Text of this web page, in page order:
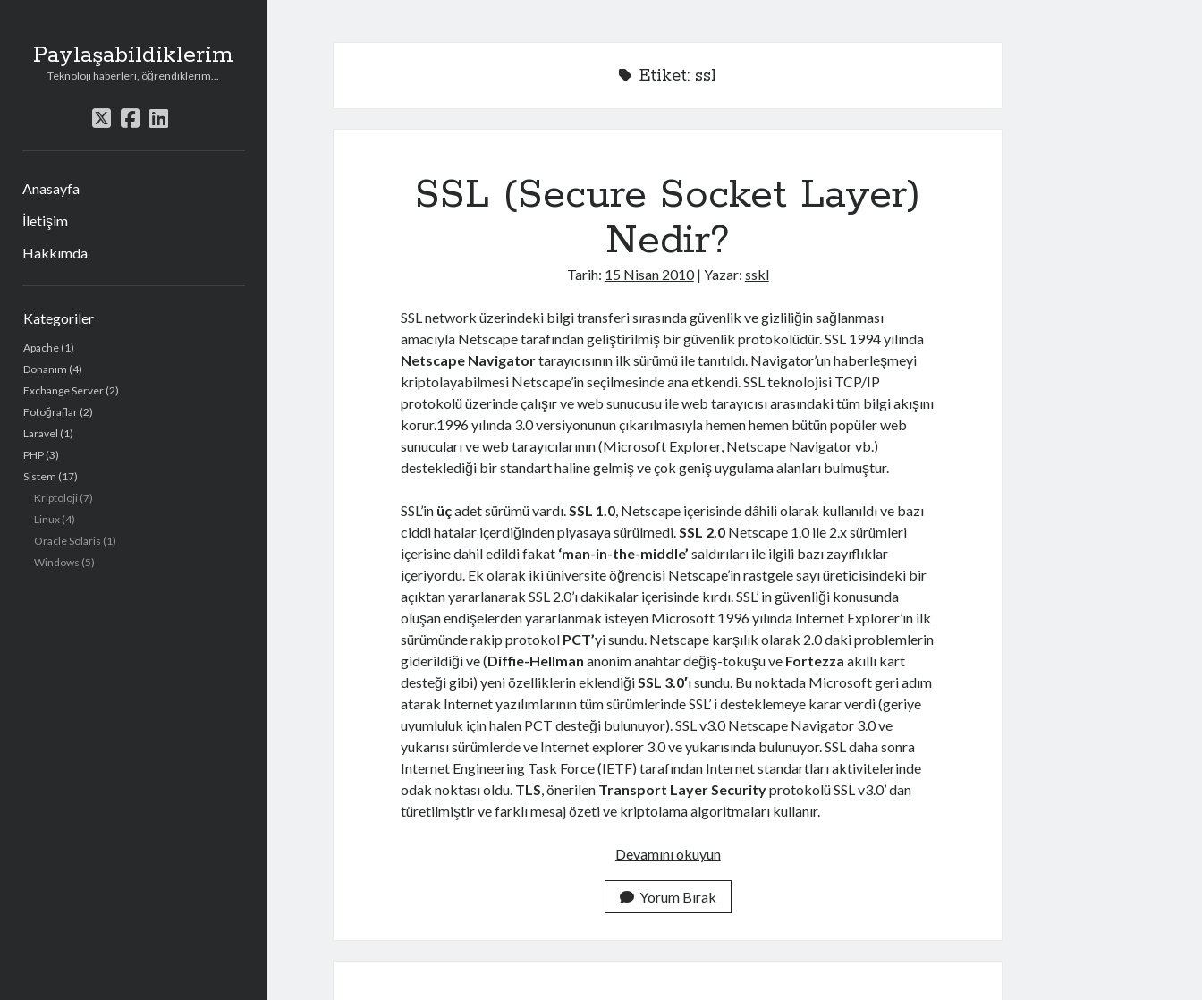
Paylaşabildiklerim
Teknoloji haberleri, öğrendiklerim...
t
i
f
c
l
n
Anasayfa
İletişim
Hakkımda
a
n
M
e
n
ü
Kategoriler
Apache(1)
Donanım (4)
Exchange Server(2)
Fotoğraflar(2)
Laravel (1)
PHP(3)
Sistem (17)
Kriptoloji (7)
Linux(4)
Oracle Solaris (1)
Windows (5)
Etiket: ssl
SSL (Secure Socket Layer)
Nedir?
Tarih: 15 Nisan 2010| Yazar: sskl
SSL network üzerindeki bilgi transferi sırasında güvenlik ve gizliliğin sağlanması
amacıyla Netscape tarafından geliştirilmiş bir güvenlik protokolüdür. SSL 1994 yılında
Netscape Navigatortarayıcısının ilk sürümü ile tanıtıldı. Navigator’un haberleşmeyi
kriptolayabilmesi Netscape’in seçilmesinde ana etkendi. SSL teknolojisi TCP/IP
protokolü üzerinde çalışır ve web sunucusu ile web tarayıcısı arasındaki tüm bilgi akışını
korur.1996 yılında 3.0 versiyonunun çıkarılmasıyla hemen hemen bütün popüler web
sunucuları ve web tarayıcılarının (Microsoft Explorer, Netscape Navigator vb.)
desteklediği bir standart haline gelmiş ve çok geniş uygulama alanları bulmuştur.
SSL’in üçadet sürümü vardı.SSL 1.0, Netscape içerisinde dâhili olarak kullanıldı ve bazı
ciddi hatalar içerdiğinden piyasaya sürülmedi.SSL 2.0 Netscape 1.0 ile 2.x sürümleri
içerisine dahil edildi fakat ‘man-in-the-middle’ saldırıları ile ilgili bazı zayıflıklar
içeriyordu. Ek olarak iki üniversite öğrencisi Netscape’in rastgele sayı üreticisindeki bir
açıktan yararlanarak SSL 2.0’ı dakikalar içerisinde kırdı. SSL’ in güvenliği konusunda
oluşan endişelerden yararlanmak isteyen Microsoft 1996 yılında Internet Explorer’ın ilk
sürümünde rakip protokol PCT’yi sundu. Netscape karşılık olarak 2.0 daki problemlerin
giderildiği ve (Diffie-Hellman anonim anahtar değiş-tokuşu ve Fortezza akıllı kart
desteği gibi) yeni özelliklerin eklendiğiSSL 3.0′ı sundu. Bu noktada Microsoft geri adım
atarak Internet yazılımlarının tüm sürümlerinde SSL’ i desteklemeye karar verdi (geriye
uyumluluk için halen PCT desteği bulunuyor). SSL v3.0 Netscape Navigator 3.0 ve
yukarısı sürümlerde ve Internet explorer 3.0 ve yukarısında bulunuyor. SSL daha sonra
Internet Engineering Task Force (IETF) tarafından Internet standartları aktivitelerinde
odak noktası oldu. TLS, önerilen Transport Layer Securityprotokolü SSL v3.0’ dan
türetilmiştir ve farklı mesaj özeti ve kriptolama algoritmaları kullanır.
Devamını okuyunS
(
Yorum Bırak